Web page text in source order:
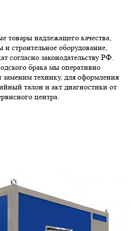
товары надлежащего качества,
и строительное оборудование,
согласно законодательству РФ.
брака мы оперативно
технику, для оформления
талон и акт диагностики от
центра.